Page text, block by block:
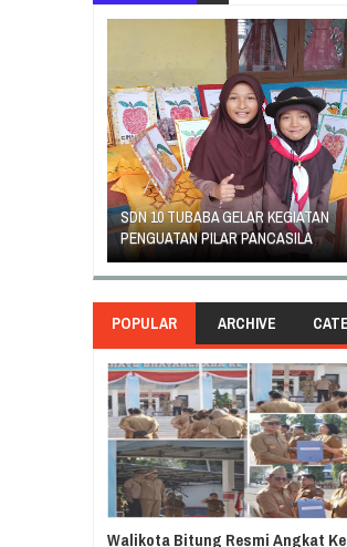
GEJOLAK PIHAK SEKOLAH SD
KLABAT DENGAN ORANG TUA MURID
BERAKHIR DAMAI
POPULAR ARCHIVE
Walikota Bitung Resmi Angkat